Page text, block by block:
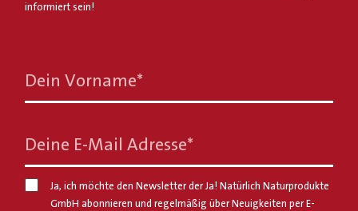
informiert sein!
Dein Vorname*
Deine E-Mail Adresse*
Ja, ich möchte den Newsletter der Ja! Natürlich Naturprodukte
GmbH abonnieren und regelmäßig über Neuigkeiten per E-